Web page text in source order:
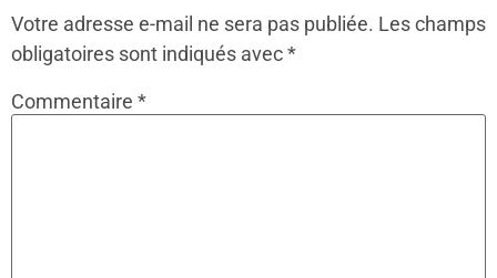
Votre adresse e-mail ne sera pas publiée. Les champs
obligatoires sont indiqués avec*
Commentaire *